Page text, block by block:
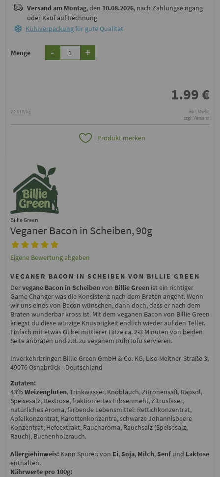
Versand am Montag, den 10.08.2026, nach Zahlungseingang
oder Kauf auf Rechnung
Kühlverpackungfür gute Qualität
Menge - +
1.99€
22.11€/kg
inkl. MwSt.
zzgl. Versand
Produkt merken
Billie Green
Veganer Bacon in Scheiben, 90g
Eigene Bewertung abgeben
VEGANER BACON IN SCHEIBEN VON BILLIE GREEN
Dervegane Bacon in Scheiben von Billie Green ist ein richtiger
Game Changer was die Konsistenz nach dem Braten angeht. Wenn
wir uns eines von Bacon wünschen, dann doch, dass er nach dem
Braten wunderbar kross ist. Mit dem veganen Bacon von Billie Green
kriegst du diese würzige Knusprigkeit endlich wieder auf den Teller.
Einfach mit etwas Öl bei mittlerer Hitze ca. 2-3 Minuten von beiden
Seite anbraten und z.B. zu veganem Rührtofu servieren.
Inverkehrbringer: Billie Green GmbH & Co. KG, Lise-Meitner-Straße 3,
49076 Osnabrück - Deutschland
Zutaten:
43% Weizengluten, Trinkwasser, Knoblauch, Zitronensaft, Rapsöl,
Speisesalz, Dextrose, fraktioniertes Erbsenmehl, Zitrusfaser,
natürliches Aroma, färbende Lebensmittel: Rettichkonzentrat,
Apfelkonzentrat, Karottenkonzentra, schwarze Johannisbeere
Konzentrat; Hefeextrakt, Raucharoma, Rauchsalz (Speisesalz,
Rauch), Buchenholzrauch.
Allergiehinweis:Kann Spuren von Ei,Soja, Milch,Senfund Laktose
enthalten.
Nährwerte pro 100g: